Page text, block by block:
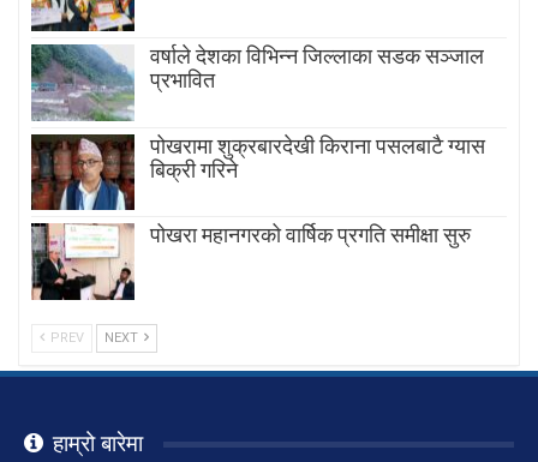
वर्षाले देशका विभिन्न जिल्लाका सडक सञ्जाल
प्रभावित
पोखरामा शुक्रबारदेखी किराना पसलबाटै ग्यास
बिक्री गरिने
पोखरा महानगरको वार्षिक प्रगति समीक्षा सुरु
PREV NEXT
हाम्रो बारेमा